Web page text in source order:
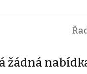
žádná